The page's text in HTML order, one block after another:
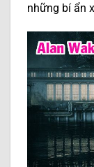
những bí ẩn